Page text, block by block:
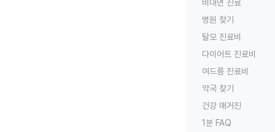
비대면 진료
병원 찾기
탈모 진료비
다이어트 진료비
여드름 진료비
약국 찾기
건강 매거진
1분 FAQ